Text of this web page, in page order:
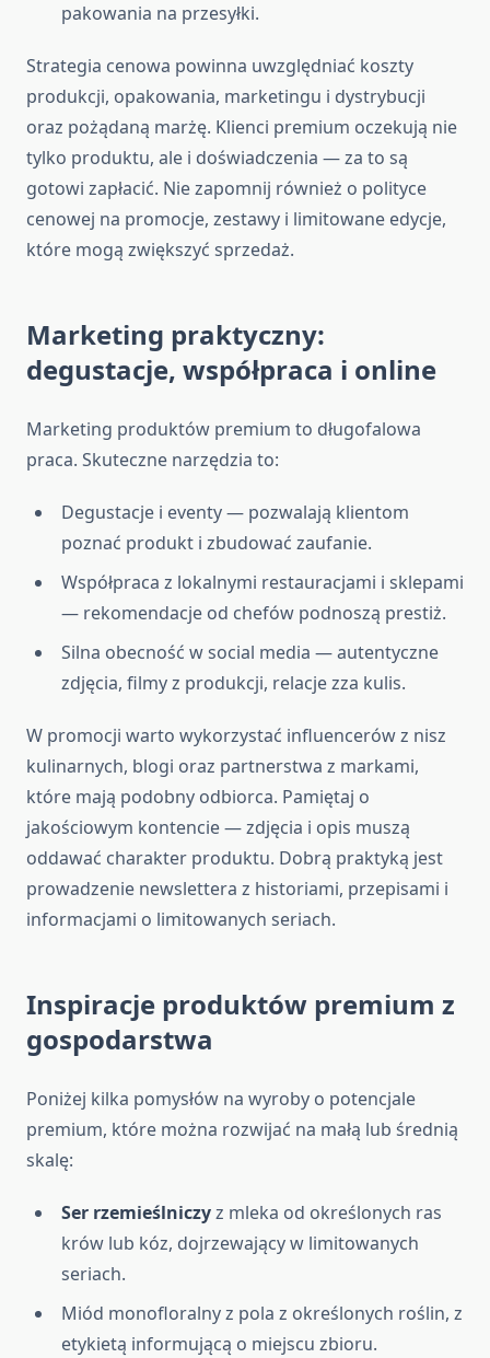
pakowania na przesyłki.
Strategia cenowa powinna uwzględniać koszty
produkcji, opakowania, marketingu i dystrybucji
oraz pożądaną marżę. Klienci premium oczekują nie
tylko produktu, ale i doświadczenia — za to są
gotowi zapłacić. Nie zapomnij również o polityce
cenowej na promocje, zestawy i limitowane edycje,
które mogą zwiększyć sprzedaż.
Marketing praktyczny:
degustacje, współpraca i online
Marketing produktów premium to długofalowa
praca. Skuteczne narzędzia to:
Degustacje i eventy — pozwalają klientom
poznać produkt i zbudować zaufanie.
Współpraca z lokalnymi restauracjami i sklepami
— rekomendacje od chefów podnoszą prestiż.
Silna obecność w social media — autentyczne
zdjęcia, filmy z produkcji, relacje zza kulis.
W promocji warto wykorzystać influencerów z nisz
kulinarnych, blogi oraz partnerstwa z markami,
które mają podobny odbiorca. Pamiętaj o
jakościowym kontencie — zdjęcia i opis muszą
oddawać charakter produktu. Dobrą praktyką jest
prowadzenie newslettera z historiami, przepisami i
informacjami o limitowanych seriach.
Inspiracje produktów premium z
gospodarstwa
Poniżej kilka pomysłów na wyroby o potencjale
premium, które można rozwijać na małą lub średnią
skalę:
Ser rzemieślniczyz mleka od określonych ras
krów lub kóz, dojrzewający w limitowanych
seriach.
Miód monofloralny z pola z określonych roślin, z
etykietą informującą o miejscu zbioru.